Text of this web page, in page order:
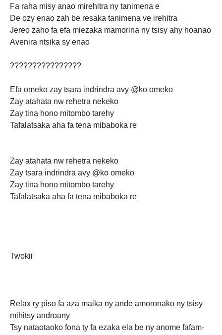
Fa raha misy anao mirehitra ny tanimena e
De ozy enao zah be resaka tanimena ve irehitra
Jereo zaho fa efa miezaka mamorina ny tsisy ahy hoanao
Avenira ntsika sy enao
????????????????
Efa omeko zay tsara indrindra avy @ko omeko
Zay atahata nw rehetra nekeko
Zay tina hono mitombo tarehy
Tafalatsaka aha fa tena mibaboka re
Zay atahata nw rehetra nekeko
Zay tsara indrindra avy @ko omeko
Zay tina hono mitombo tarehy
Tafalatsaka aha fa tena mibaboka re
Twokii
Relax ry piso fa aza maika ny ande amoronako ny tsisy
mihitsy androany
Tsy nataotaoko fona ty fa ezaka ela be ny anome fafam-